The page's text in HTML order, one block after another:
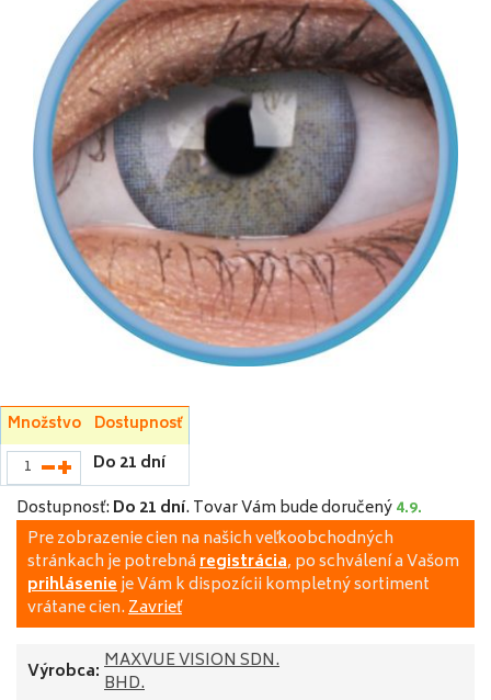
Množstvo Dostupnosť
Do 21 dní
Dostupnosť: Do 21 dní. Tovar Vám bude doručený4.9.
Pre zobrazenie cien na našich veľkoobchodných
stránkach je potrebnáregistrácia, po schválení a Vašom
prihlásenieje Vám k dispozícii kompletný sortiment
vrátane cien.Zavrieť
Výrobca: MAXVUE VISION SDN.
BHD.